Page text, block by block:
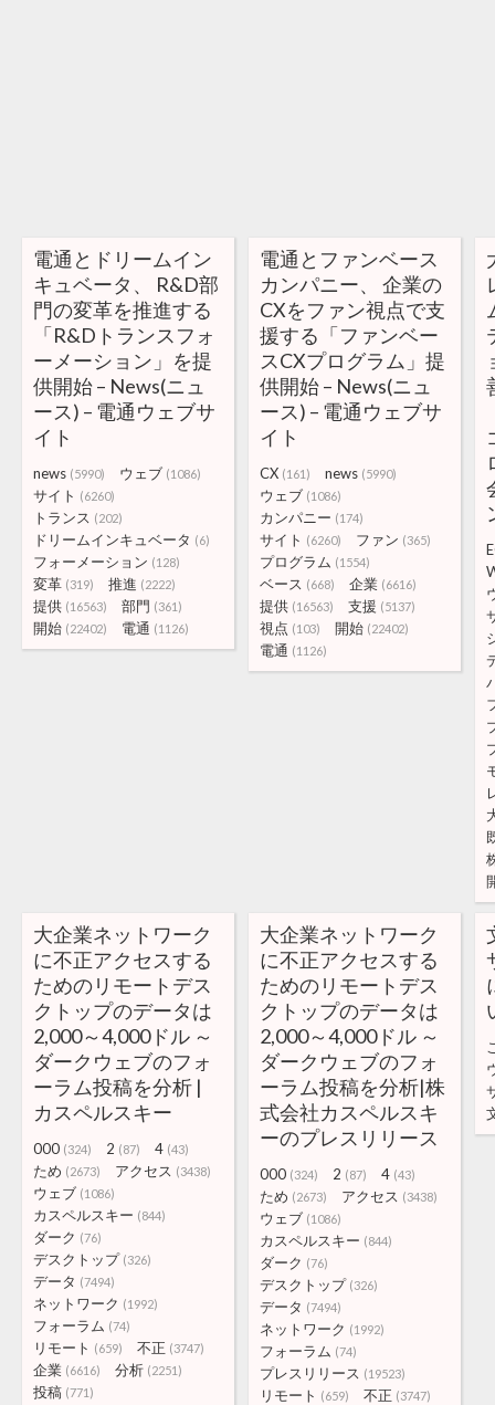
電通とドリームイン
キュベータ、 R&D部
門の変革を推進する
「R&Dトランスフォ
ーメーション」を提
供開始 – News(ニュ
ース) – 電通ウェブサ
イト
news (5990) ウェブ (1086)
サイト (6260)
トランス (202)
ドリームインキュベータ (6)
フォーメーション (128)
変革 (319) 推進 (2222)
提供 (16563) 部門 (361)
開始 (22402) 電通 (1126)
電通とファンベース
カンパニー、 企業の
CXをファン視点で支
援する「ファンベー
スCXプログラム」提
供開始 – News(ニュ
ース) – 電通ウェブサ
イト
CX (161) news (5990)
ウェブ (1086)
カンパニー (174)
サイト (6260) ファン (365)
プログラム (1554)
ベース (668) 企業 (6616)
提供 (16563) 支援 (5137)
視点 (103) 開始 (22402)
電通 (1126)
大企業ネットワーク
に不正アクセスする
ためのリモートデス
クトップのデータは
2,000～4,000ドル ～
ダークウェブのフォ
ーラム投稿を分析 |
カスペルスキー
000 (324) 2 (87) 4 (43)
ため (2673) アクセス (3438)
ウェブ (1086)
カスペルスキー (844)
ダーク (76)
デスクトップ (326)
データ (7494)
ネットワーク (1992)
フォーラム (74)
リモート (659) 不正 (3747)
企業 (6616) 分析 (2251)
投稿 (771)
大企業ネットワーク
に不正アクセスする
ためのリモートデス
クトップのデータは
2,000～4,000ドル ～
ダークウェブのフォ
ーラム投稿を分析|株
式会社カスペルスキ
ーのプレスリリース
000 (324) 2 (87) 4 (43)
ため (2673) アクセス (3438)
ウェブ (1086)
カスペルスキー (844)
ダーク (76)
デスクトップ (326)
データ (7494)
ネットワーク (1992)
フォーラム (74)
プレスリリース (19523)
リモート (659) 不正 (3747)